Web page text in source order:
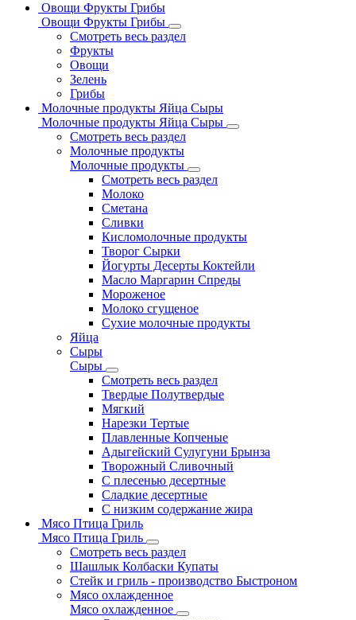
Овощи Фрукты Грибы
Овощи Фрукты Грибы
Смотреть весь раздел
Фрукты
Овощи
Зелень
Грибы
Молочные продукты Яйца Сыры
Молочные продукты Яйца Сыры
Смотреть весь раздел
Молочные продукты
Молочные продукты
Смотреть весь раздел
Молоко
Сметана
Сливки
Кисломолочные продукты
Творог Сырки
Йогурты Десерты Коктейли
Масло Маргарин Спреды
Мороженое
Молоко сгущеное
Сухие молочные продукты
Яйца
Сыры
Сыры
Смотреть весь раздел
Твердые Полутвердые
Мягкий
Нарезки Тертые
Плавленные Копченые
Адыгейский Сулугуни Брынза
Творожный Сливочный
С плесенью десертные
Сладкие десертные
С низким содержание жира
Мясо Птица Гриль
Мясо Птица Гриль
Смотреть весь раздел
Шашлык Колбаски Купаты
Стейк и гриль - производство Быстроном
Мясо охлажденное
Мясо охлажденное